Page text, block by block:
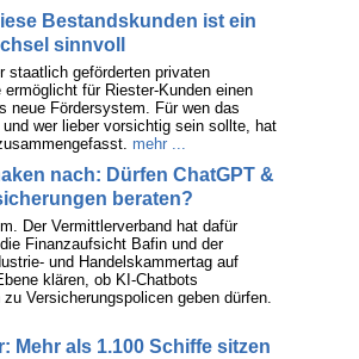
Bestandskunden ist ein
sinnvoll
staatlich geförderten privaten
ermöglicht für Riester-Kunden einen
neue Fördersystem. Für wen das
wer lieber vorsichtig sein sollte, hat
mehr ...
nach: Dürfen ChatGPT &
beraten?
Der Vermittlerverband hat dafür
Finanzaufsicht Bafin und der
und Handelskammertag auf
klären, ob KI-Chatbots
zu Versicherungspolicen geben dürfen.
Mehr als 1.100 Schiffe sitzen